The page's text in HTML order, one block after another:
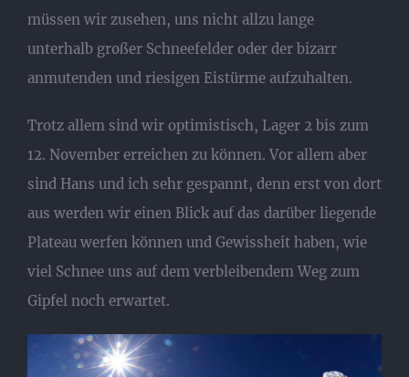
müssen wir zusehen, uns nicht allzu lange
unterhalb großer Schneefelder oder der bizarr
anmutenden und riesigen Eistürme aufzuhalten.
Trotz allem sind wir optimistisch, Lager 2 bis zum
12. November erreichen zu können. Vor allem aber
sind Hans und ich sehr gespannt, denn erst von dort
aus werden wir einen Blick auf das darüber liegende
Plateau werfen können und Gewissheit haben, wie
viel Schnee uns auf dem verbleibendem Weg zum
Gipfel noch erwartet.